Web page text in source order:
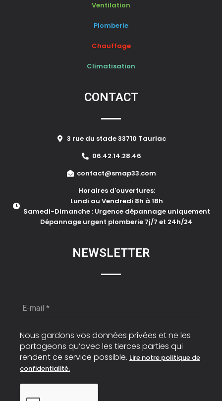
Ventilation
Plomberie
Chauffage
Climatisation
CONTACT
3 rue du stade 33710 Tauriac
06.42.14.28.46
contact@smap33.com
Horaires d'ouvertures:
Lundi au Vendredi 8h à 18h
Samedi-Dimanche : Urgence dépannage uniquement
Dépannage urgent plomberie 7j/7 et 24h/24
NEWSLETTER
E-
mail
Nous gardons vos données privées et ne les
partageons qu’avec les tierces parties qui
rendent ce service possible. Lire notre politique de
confidentialité.